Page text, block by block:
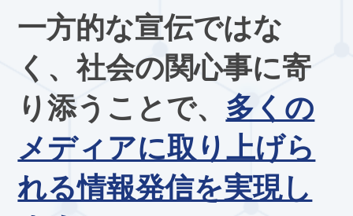
一方的な宣伝ではな
く、社会の関心事に寄
り添うことで、多くの
メディアに取り上げら
れる情報発信を実現し